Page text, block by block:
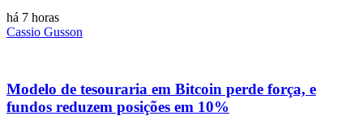
há 7 horas
Cassio Gusson
Modelo de tesouraria em Bitcoin perde força, e
fundos reduzem posições em 10%